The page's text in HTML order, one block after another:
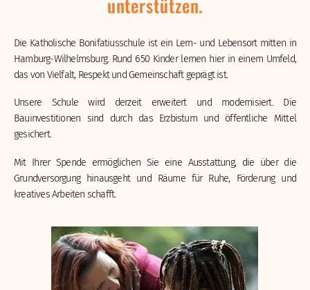
unterstützen.
Die Katholische Bonifatiusschule ist ein Lern- und Lebensort mitten in
Hamburg-Wilhelmsburg. Rund 650 Kinder lernen hier in einem Umfeld,
das von Vielfalt, Respekt und Gemeinschaft geprägt ist.
Unsere Schule wird derzeit erweitert und modernisiert. Die
Bauinvestitionen sind durch das Erzbistum und öffentliche Mittel
gesichert.
Mit Ihrer Spende ermöglichen Sie eine Ausstattung, die über die
Grundversorgung hinausgeht und Räume für Ruhe, Förderung und
kreatives Arbeiten schafft.